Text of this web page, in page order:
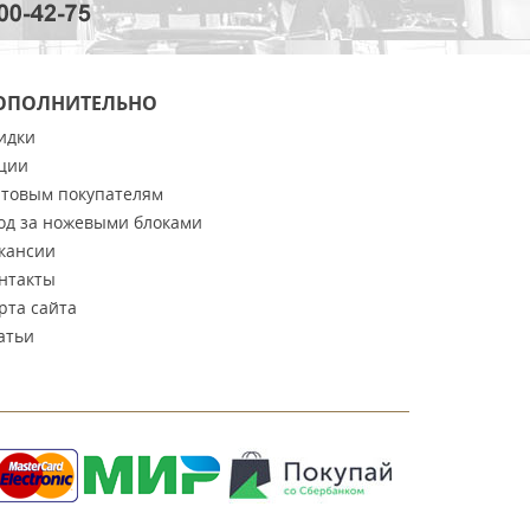
покупателям
за ножевыми блоками
сайта